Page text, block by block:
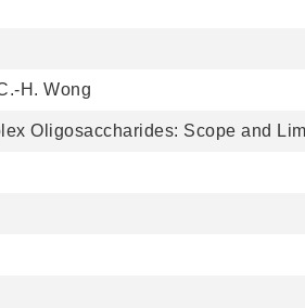
H. Wong
Oligosaccharides: Scope and